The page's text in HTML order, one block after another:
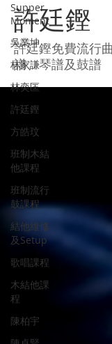
Supper
Moment
吳業坤
林家謙
林奕匡
許廷鏗
方皓玟
班制木結
他課程
班制流行
鼓課程
結他維修
及Setup
歌唱課程
木結他課
程
陳柏宇
許廷鏗
許廷鏗免費流行
譜、琴譜及鼓譜